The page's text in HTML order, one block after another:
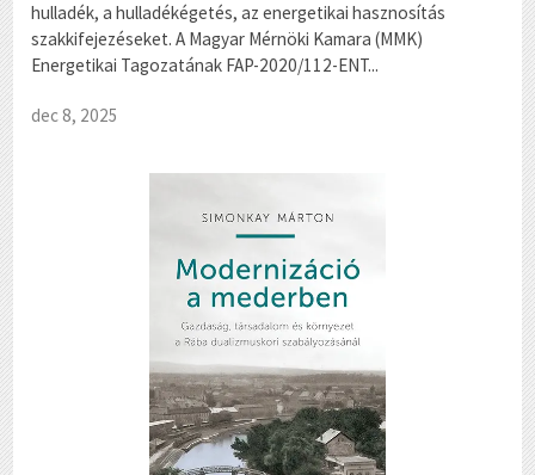
hulladék, a hulladékégetés, az energetikai hasznosítás
szakkifejezéseket. A Magyar Mérnöki Kamara (MMK)
Energetikai Tagozatának FAP-2020/112-ENT...
dec 8, 2025